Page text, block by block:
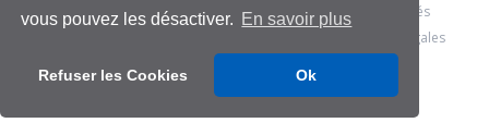
vous pouvez les désactiver. En savoir plus
Refuser les Cookies Ok
© 2026 - Management & Data Science - Tous droits réservés
Mentions légales